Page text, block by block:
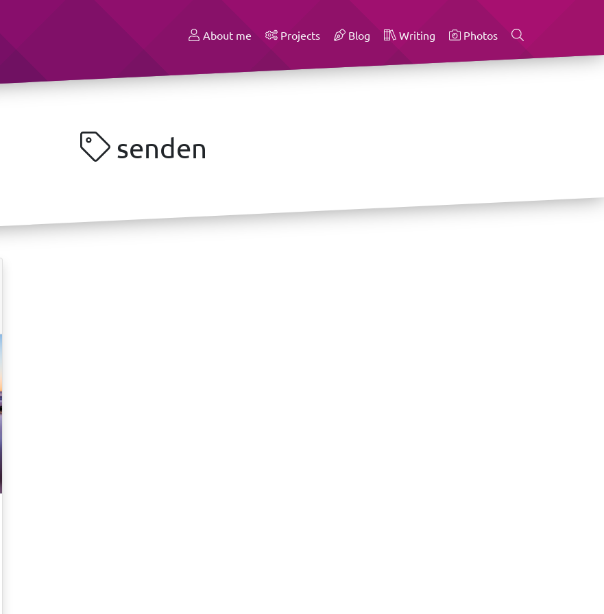
About me Projects Blog Writing Photos
senden